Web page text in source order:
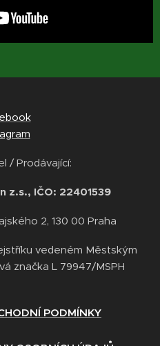
/ Prodávající:
z.s., IČO: 22401539
2, 130 00 Praha
vedeném Městským
značka L 79947/MSPH
PODMÍNKY